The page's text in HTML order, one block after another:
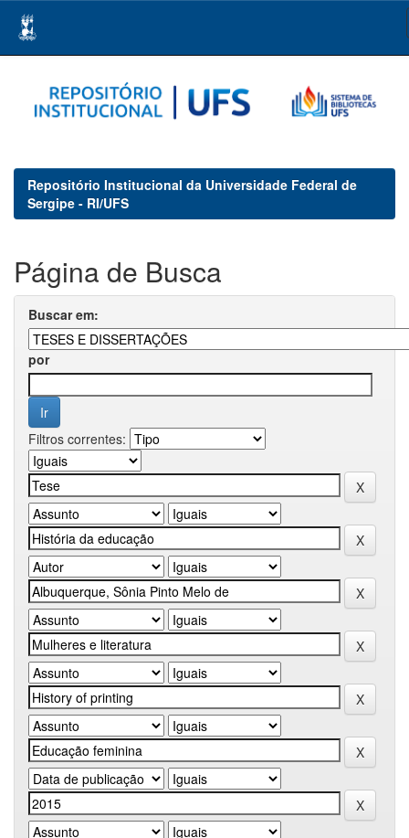
navigation
Repositório Institucional da Universidade Federal de
Sergipe - RI/UFS
Página de Busca
Buscar em:
por
Filtros correntes: